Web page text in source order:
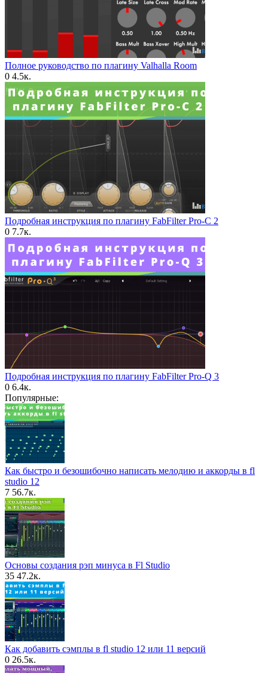
Полное руководство по плагину Valhalla Room
0 4.5к.
Подробная инструкция по плагину FabFilter Pro-C 2
0 7.7к.
Подробная инструкция по плагину FabFilter Pro-Q 3
0 6.4к.
Популярные:
Как быстро и безошибочно написать мелодию и аккорды в fl
studio 12
7 56.7к.
Основы создания рэп минуса в Fl Studio
35 47.2к.
Как добавить сэмплы в fl studio 12 или 11 версий
0 26.5к.